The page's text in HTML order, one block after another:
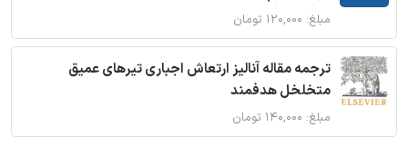
مبلغ: ۱۲۰,۰۰۰ تومان
ترجمه مقاله آنالیز ارتعاش اجباری تیرهای عمیق
متخلخل هدفمند
مبلغ: ۱۴۰,۰۰۰ تومان